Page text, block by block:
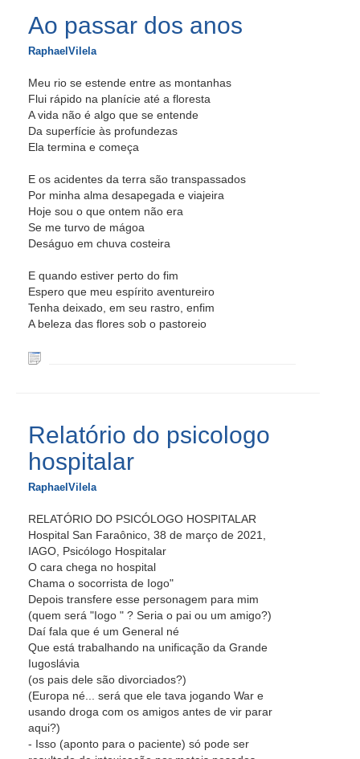
Ao passar dos anos
RaphaelVilela
Meu rio se estende entre as montanhas
Flui rápido na planície até a floresta
A vida não é algo que se entende
Da superfície às profundezas
Ela termina e começa
E os acidentes da terra são transpassados
Por minha alma desapegada e viajeira
Hoje sou o que ontem não era
Se me turvo de mágoa
Deságuo em chuva costeira
E quando estiver perto do fim
Espero que meu espírito aventureiro
Tenha deixado, em seu rastro, enfim
A beleza das flores sob o pastoreio
Relatório do psicologo
hospitalar
RaphaelVilela
RELATÓRIO DO PSICÓLOGO HOSPITALAR
Hospital San Faraônico, 38 de março de 2021,
IAGO, Psicólogo Hospitalar
O cara chega no hospital
Chama o socorrista de Iogo"
Depois transfere esse personagem para mim
(quem será "Iogo " ? Seria o pai ou um amigo?)
Daí fala que é um General né
Que está trabalhando na unificação da Grande
Iugoslávia
(os pais dele são divorciados?)
(Europa né... será que ele tava jogando War e
usando droga com os amigos antes de vir parar
aqui?)
- Isso (aponto para o paciente) só pode ser